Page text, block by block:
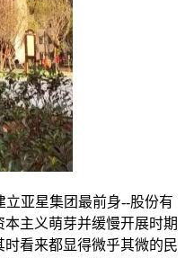
亚星集团最前身--股份有
主义萌芽并缓慢开展时期
看来都显得微乎其微的民